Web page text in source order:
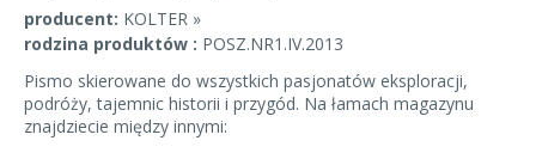
producent: KOLTER »
rodzina produktów : POSZ.NR1.IV.2013
Pismo skierowane do wszystkich pasjonatów eksploracji,
podróży, tajemnic historii i przygód. Na łamach magazynu
znajdziecie między innymi: